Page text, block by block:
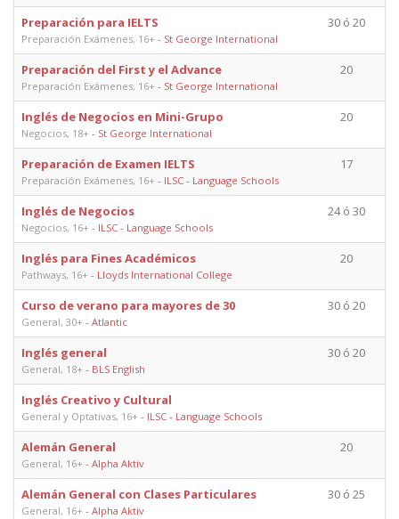
Preparación para IELTS
Preparación Exámenes, 16+ - St George International
30 ó 20
Preparación del First y el Advance
Preparación Exámenes, 16+ - St George International
20
Inglés de Negocios en Mini-Grupo
Negocios, 18+ - St George International
20
Preparación de Examen IELTS
Preparación Exámenes, 16+ - ILSC - Language Schools
17
Inglés de Negocios
Negocios, 16+ - ILSC - Language Schools
24 ó 30
Inglés para Fines Académicos
Pathways, 16+ - Lloyds International College
20
Curso de verano para mayores de 30
General, 30+ - Atlantic
30 ó 20
Inglés general
General, 18+ - BLS English
30 ó 20
Inglés Creativo y Cultural
General y Optativas, 16+ - ILSC - Language Schools
Alemán General
General, 16+ - Alpha Aktiv
20
Alemán General con Clases Particulares
General, 16+ - Alpha Aktiv
30 ó 25